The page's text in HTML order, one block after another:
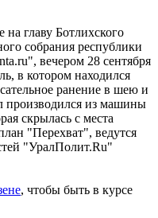
главу Ботлихского
собрания республики
вечером 28 сентября
в котором находился
ранение в шею и
производился из машины
скрылась с места
"Перехват", ведутся
"УралПолит.Ru"
, чтобы быть в курсе